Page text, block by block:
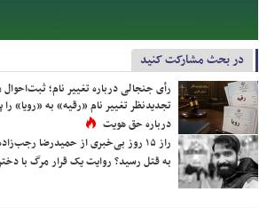
در بحث مشارکت کنید
رأی جنجالی درباره تغییر نام؛
تجدیدنظر تغییر نام «رقیه» به «رویا»
درباره حق هویت
راز ۱۵ روز بی‌خبری از حمیدرضا
به قتل رسید؟ روایت یک قرار مرگ با